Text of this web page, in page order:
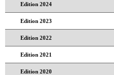
Edition 2024
Edition 2023
Edition 2022
Edition 2021
Edition 2020